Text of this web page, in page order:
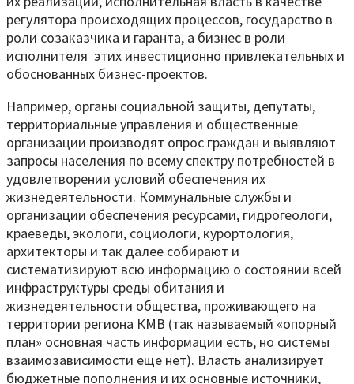
регулятора происходящих процессов, государство в
роли созаказчика и гаранта, а бизнес в роли
исполнителя этих инвестиционно привлекательных и
обоснованных бизнес-проектов.
Например, органы социальной защиты, депутаты,
территориальные управления и общественные
организации производят опрос граждан и выявляют
запросы населения по всему спектру потребностей в
удовлетворении условий обеспечения их
жизнедеятельности. Коммунальные службы и
организации обеспечения ресурсами, гидрогеологи,
краеведы, экологи, социологи, курортология,
архитекторы и так далее собирают и
систематизируют всю информацию о состоянии всей
инфраструктуры среды обитания и
жизнедеятельности общества, проживающего на
территории региона КМВ (так называемый «опорный
план» основная часть информации есть, но системы
взаимозависимости еще нет). Власть анализирует
бюджетные пополнения и их основные источники,